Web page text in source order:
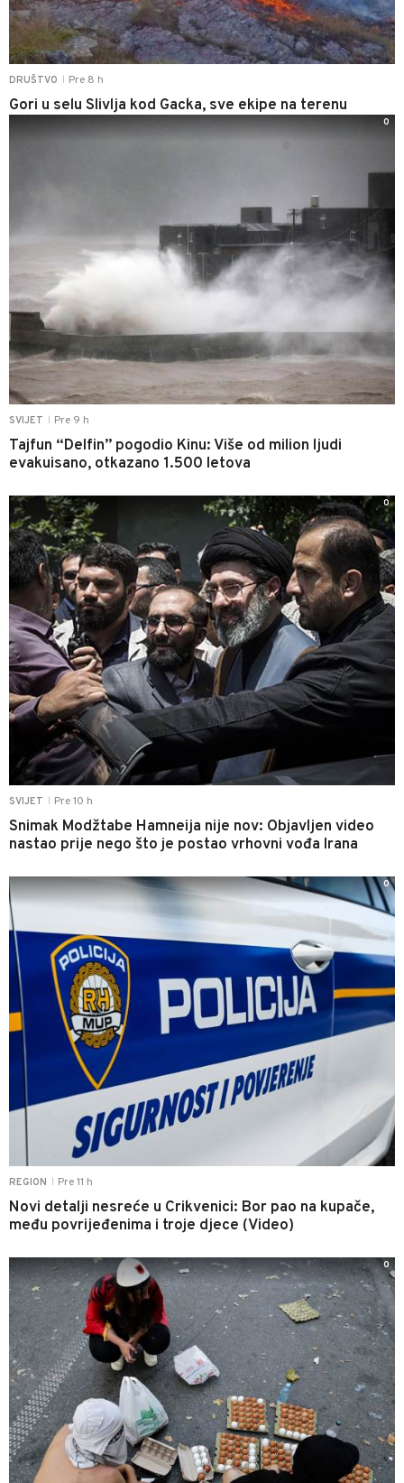
DRUŠTVO Pre 8 h
Gori u selu Slivlja kod Gacka, sve ekipe na terenu
SVIJET Pre 9 h
Tajfun “Delfin” pogodio Kinu: Više od milion ljudi
evakuisano, otkazano 1.500 letova
0
SVIJET Pre 10 h
Snimak Modžtabe Hamneija nije nov: Objavljen video
nastao prije nego što je postao vrhovni vođa Irana
0
REGION Pre 11 h
Novi detalji nesreće u Crikvenici: Bor pao na kupače,
među povrijeđenima i troje djece (Video)
0
0